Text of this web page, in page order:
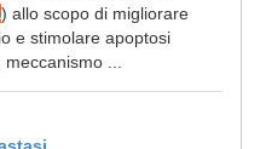
) allo scopo di migliorare
e stimolare apoptosi
...